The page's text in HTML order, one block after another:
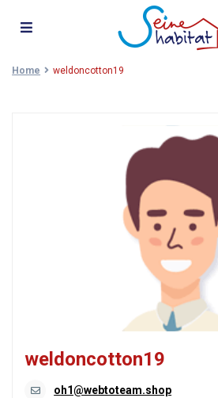
Home weldoncotton19
weldoncotton19
oh1@webtoteam.shop